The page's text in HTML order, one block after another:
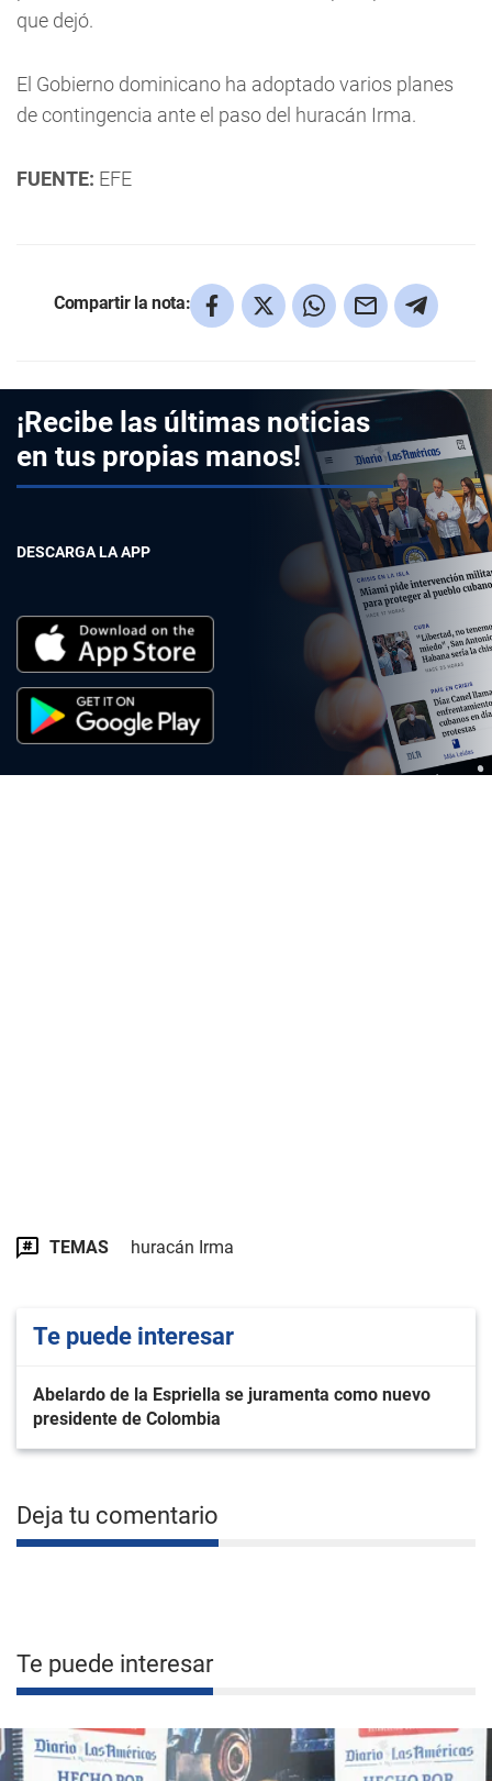
que dejó.
El Gobierno dominicano ha adoptado varios planes
de contingencia ante el paso del huracán Irma.
FUENTE: EFE
Compartir la nota:
¡Recibe las últimas noticias
en tus propias manos!
DESCARGA LA APP
TEMAS huracán Irma
Te puede interesar
Abelardo de la Espriella se juramenta como nuevo
presidente de Colombia
Deja tu comentario
Te puede interesar